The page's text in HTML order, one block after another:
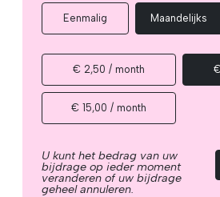
Eenmalig Maandelijks
€ 2,50 / month
€ 15,00 / month
U kunt het bedrag van uw
bijdrage op ieder moment
veranderen of uw bijdrage
geheel annuleren.